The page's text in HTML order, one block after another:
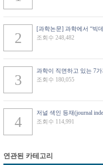
[과학논문] 과학에서 “빅
조회수 248,482
과학이 직면하고 있는 7
조회수 180,055
저널 색인 등재(journal
조회수 114,991
연관된 카테고리